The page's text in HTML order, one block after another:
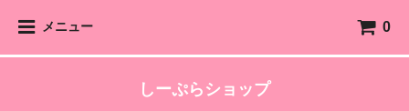
メニュー 0
しーぷらショップ